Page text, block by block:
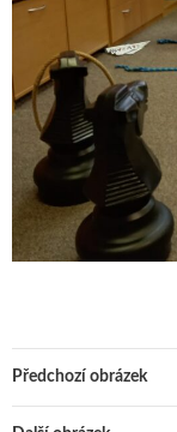
Předchozí obrázek